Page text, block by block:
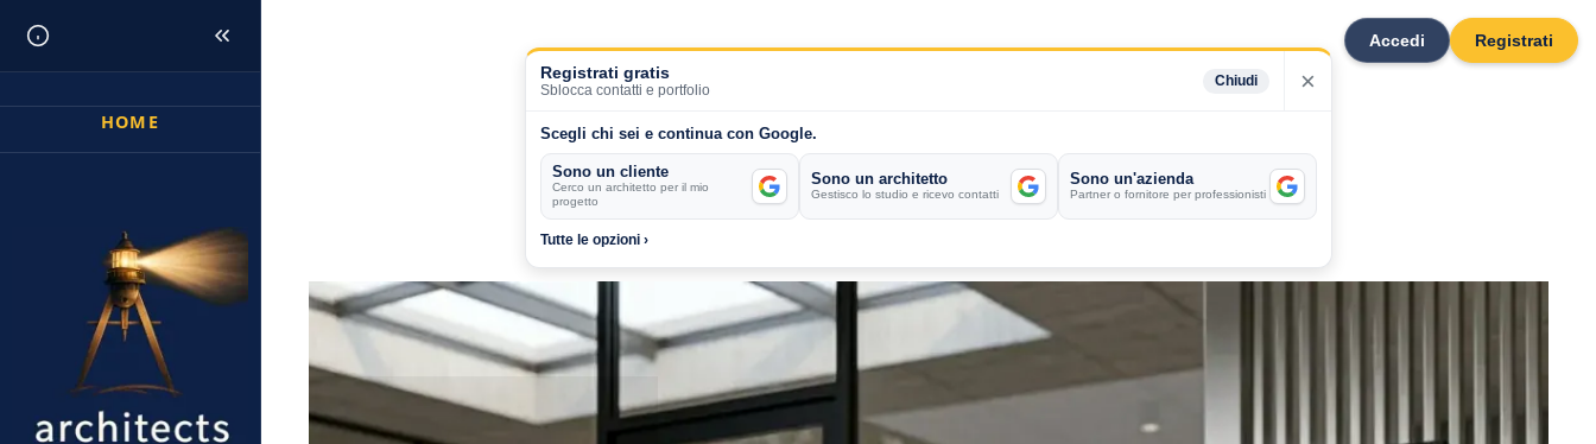
Accedi
Registrati
Registrati gratis
Sblocca contatti e portfolio
Chiudi ×
Scegli chi sei e continua con Google.
Sono un cliente
Cerco un architetto per il mio
progetto
Sono un architetto
Gestisco lo studio e ricevo contatti
Sono un'azienda
Partner o fornitore per professionisti
Tutte le opzioni ›
Home Architetti a Catania Annibale Sicurella laborArch
HOME